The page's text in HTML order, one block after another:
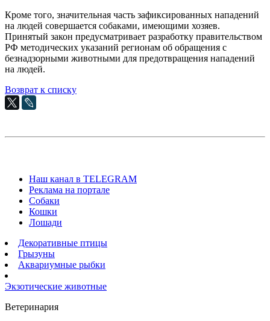
Кроме того, значительная часть зафиксированных нападений
на людей совершается собаками, имеющими хозяев.
Принятый закон предусматривает разработку правительством
РФ методических указаний регионам об обращения с
безнадзорными животными для предотвращения нападений
на людей.
Возврат к списку
Наш канал в TELEGRAM
Реклама на портале
Собаки
Кошки
Лошади
Декоративные птицы
Грызуны
Аквариумные рыбки
Экзотические животные
Ветеринария